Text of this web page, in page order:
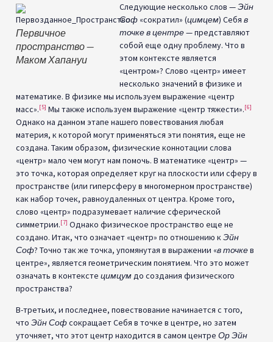
Первичное
пространство —
Маком Хапануи
Следующие несколько слов —Эйн
Соф «сократил» (цимцем) Себя в
точке в центре— представляют
собой еще одну проблему. Что в
этом контексте является
«центром»? Слово «центр» имеет
несколько значений в физике и
математике. В физике мы используем выражение «центр
масс».[5] Мы также используем выражение «центр тяжести».[6]
Однако на данном этапе нашего повествования любая
материя, к которой могут применяться эти понятия, еще не
создана. Таким образом, физические коннотации слова
«центр» мало чем могут нам помочь. В математике «центр» —
это точка, которая определяет круг на плоскости или сферу в
пространстве (или гиперсферу в многомерном пространстве)
как набор точек, равноудаленных от центра. Кроме того,
слово «центр» подразумевает наличие сферической
симметрии.[7] Однако физическое пространство еще не
создано. Итак, что означает «центр» по отношению кЭйн
Соф? Точно так же точка, упомянутая в выражении «в точкев
центре», является геометрическим понятием. Что это может
означать в контексте цимцумдо создания физического
пространства?
В-третьих, и последнее, повествование начинается с того,
что Эйн Софсокращает Себя в точке в центре, но затем
уточняет, что этот центр находится в самом центре Ор Эйн